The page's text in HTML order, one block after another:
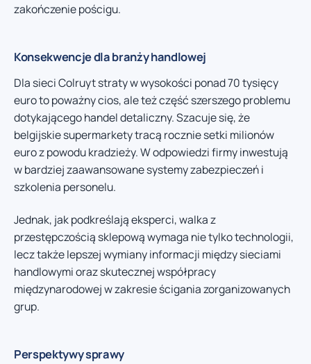
zakończenie pościgu.
Konsekwencje dla branży handlowej
Dla sieci Colruyt straty w wysokości ponad 70 tysięcy
euro to poważny cios, ale też część szerszego problemu
dotykającego handel detaliczny. Szacuje się, że
belgijskie supermarkety tracą rocznie setki milionów
euro z powodu kradzieży. W odpowiedzi firmy inwestują
w bardziej zaawansowane systemy zabezpieczeń i
szkolenia personelu.
Jednak, jak podkreślają eksperci, walka z
przestępczością sklepową wymaga nie tylko technologii,
lecz także lepszej wymiany informacji między sieciami
handlowymi oraz skutecznej współpracy
międzynarodowej w zakresie ścigania zorganizowanych
grup.
Perspektywy sprawy